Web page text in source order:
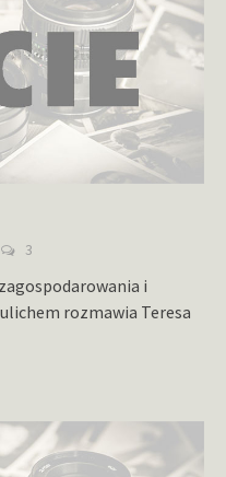
3
i
rozmawia Teresa